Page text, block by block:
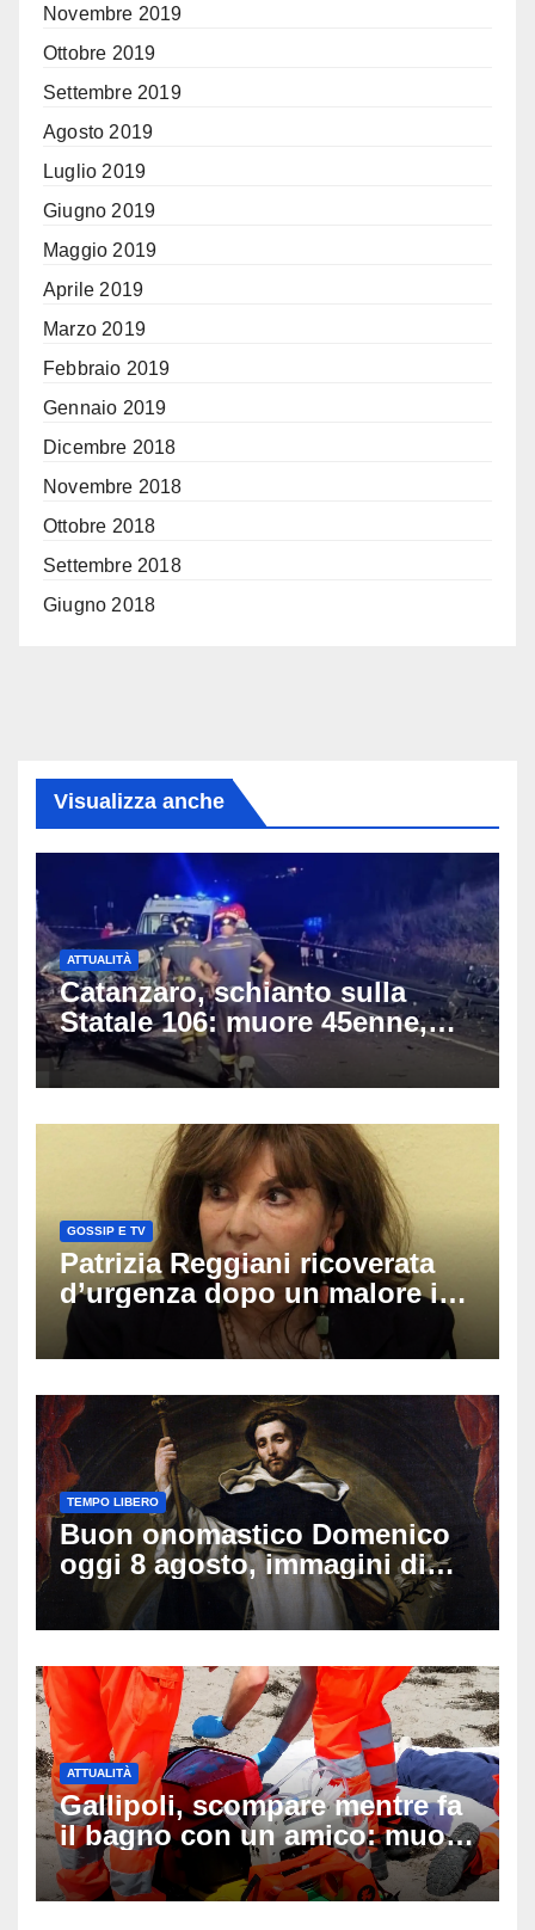
Novembre 2019
Ottobre 2019
Settembre 2019
Agosto 2019
Luglio 2019
Giugno 2019
Maggio 2019
Aprile 2019
Marzo 2019
Febbraio 2019
Gennaio 2019
Dicembre 2018
Novembre 2018
Ottobre 2018
Settembre 2018
Giugno 2018
Visualizza anche
ATTUALITÀ
Catanzaro, schianto sulla
Statale 106: muore 45enne,
coinvolti un’auto, un suv e
una moto
GOSSIP E TV
Patrizia Reggiani ricoverata
d’urgenza dopo un malore in
vacanza: come sta oggi l’ex
Lady Gucci
TEMPO LIBERO
Buon onomastico Domenico
oggi 8 agosto, immagini di
auguri da condividere
ATTUALITÀ
Gallipoli, scompare mentre fa
il bagno con un amico: muore
a 19 anni dopo 45 minuti di
disperati tentativi di